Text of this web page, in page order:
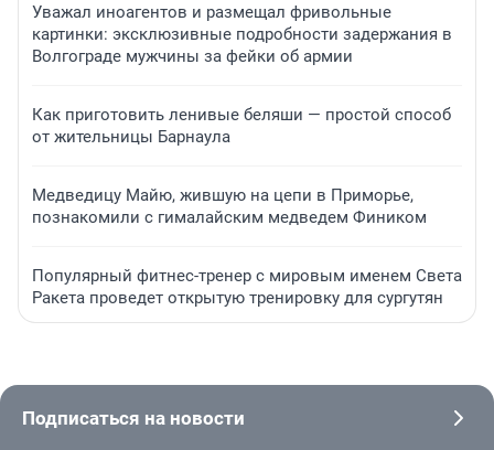
Уважал иноагентов и размещал фривольные
картинки: эксклюзивные подробности задержания в
Волгограде мужчины за фейки об армии
Как приготовить ленивые беляши — простой способ
от жительницы Барнаула
Медведицу Майю, жившую на цепи в Приморье,
познакомили с гималайским медведем Фиником
Популярный фитнес-тренер с мировым именем Света
Ракета проведет открытую тренировку для сургутян
Подписаться на новости